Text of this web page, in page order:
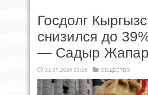
Госдолг
снизился до
— Садыр
21.07.2026 20:15 ОБЩЕСТВО